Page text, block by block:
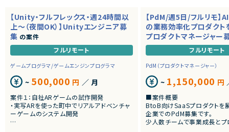
【Unity・フルフレックス・週24時間以
上～（夜間OK）】Unityエンジニア募
集 の案件
フルリモート
ゲームプログラマ/ゲームエンジンプログラマ
~ 500,000 円 ／ 月
案件１：自社ARゲームの試作開発
・実写ARを使った町中でリアルアドベンチャ
ーゲームのシステム開発
【PdM/週5日/フルリモ】
の業務効率化プロダクト
プロダクトマネージャー
フルリモート
PdM（プロダクトマネージャー）
~ 1,150,000 円
■案件概要
BtoB向けSaaSプロダクトを
企業でのPdM募集です。
少人数チームで事業成長とプ